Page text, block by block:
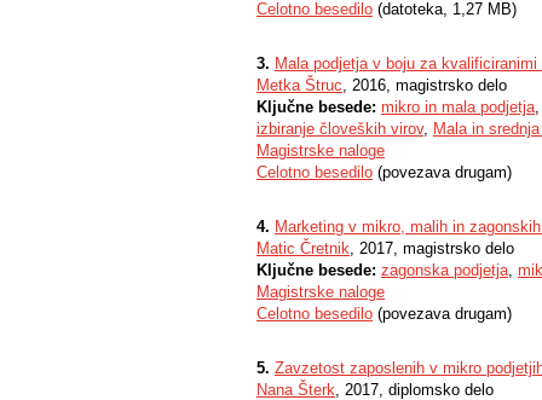
Celotno besedilo (datoteka, 1,27 MB)
3. Mala podjetja v boju za
Metka Štruc, 2016, magistrsko delo
Ključne besede: mikro in mala podjetja
izbiranje človeških virov, Mala in
Magistrske naloge
Celotno besedilo (povezava drugam)
4. Marketing v mikro, malih in
Matic Čretnik, 2017, magistrsko delo
Ključne besede: zagonska podjetja,
Magistrske naloge
Celotno besedilo (povezava drugam)
5. Zavzetost zaposlenih v mikro
Nana Šterk, 2017, diplomsko delo